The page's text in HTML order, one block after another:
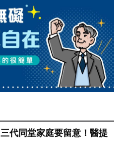
三代同堂家庭要留意！醫提